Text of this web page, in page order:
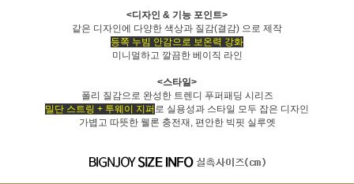
<디자인 & 기능 포인트>
같은 디자인에 다양한 색상과 질감(결감) 으로 제작
등쪽 누빔 안감으로 보온력 강화
미니멀하고 깔끔한 베이직 라인
<스타일>
폴리 질감으로 완성한 트렌디 푸퍼패딩 시리즈
밀단 스트링 + 투웨이 지퍼 로 실용성과 스타일 모두 잡은 디자인
가볍고 따뜻한 웰론 충전재, 편안한 빅핏 실루엣